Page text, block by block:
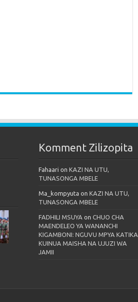
Komment Zilizopita
Fahaari on KAZI NA UTU,
TUNASONGA MBELE
Ma_kompyuta on KAZI NA UTU,
TUNASONGA MBELE
FADHILI MSUYA on CHUO CHA
MAENDELEO YA WANANCHI
KIGAMBONI: NGUVU MPYA KATIKA
KUINUA MAISHA NA UJUZI WA
JAMII